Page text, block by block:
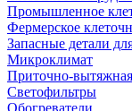
Промышленное
Фермерское
Запасные детали
Микроклимат
Приточно-
Светофильтры
Обогреватели